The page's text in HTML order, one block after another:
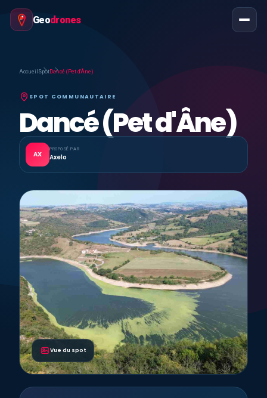
Geodrones
Accueil SpotDancé (Pet d'Âne)
SPOT COMMUNAUTAIRE
Dancé (Pet d'Âne)
AX
PROPOSÉ PAR
Axelo
Vue du spot